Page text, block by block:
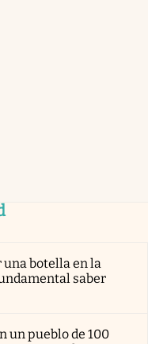
botella en la
saber
un pueblo de 100